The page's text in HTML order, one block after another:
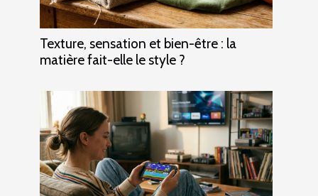
Texture, sensation et bien-être : la
matière fait-elle le style ?